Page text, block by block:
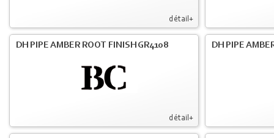
détail+
détail+
DH PIPE AMBER ROOT FINISH GR4108 DH PIPE